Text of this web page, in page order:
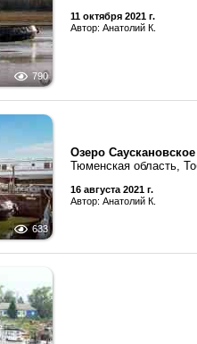
790
11 октября 2021 г.
Автор: Анатолий К.
633
Озеро Саускановское
Тюменская область,
16 августа 2021 г.
Автор: Анатолий К.